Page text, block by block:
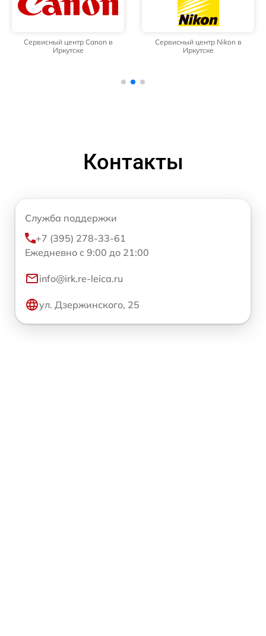
Сервисный центр Canon в
Иркутске
Сервисный центр Nikon в
Иркутске
Контакты
Служба поддержки
+7 (395) 278-33-61
Ежедневно с 9:00 до 21:00
info@irk.re-leica.ru
ул. Дзержинского, 25